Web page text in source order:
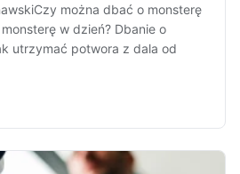
można dbać o monsterę
w dzień? Dbanie o
utrzymać potwora z dala od